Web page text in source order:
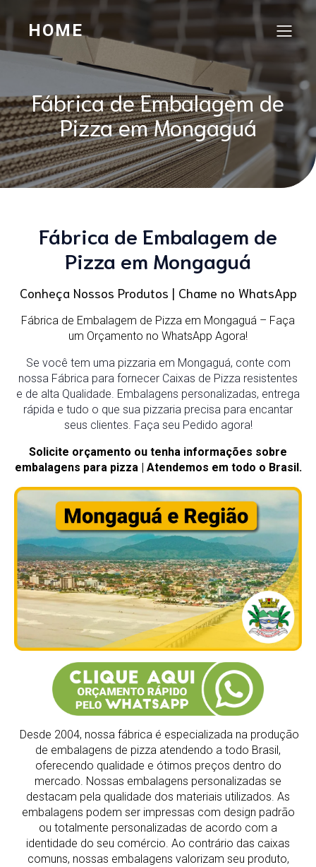
HOME
Fábrica de Embalagem de
Pizza em Mongaguá
Fábrica de Embalagem de
Pizza em Mongaguá
Conheça Nossos Produtos | Chame no WhatsApp
Fábrica de Embalagem de Pizza em Mongaguá – Faça
um Orçamento no WhatsApp Agora!
Se você tem uma pizzaria em Mongaguá, conte com
nossa Fábrica para fornecer Caixas de Pizza resistentes
e de alta Qualidade. Embalagens personalizadas, entrega
rápida e tudo o que sua pizzaria precisa para encantar
seus clientes. Faça seu Pedido agora!
Solicite orçamento ou tenha informações sobre
embalagens para pizza | Atendemos em todo o Brasil.
Desde 2004, nossa fábrica é especializada na produção
de embalagens de pizza atendendo a todo Brasil,
oferecendo qualidade e ótimos preços dentro do
mercado. Nossas embalagens personalizadas se
destacam pela qualidade dos materiais utilizados. As
embalagens podem ser impressas com design padrão
ou totalmente personalizadas de acordo com a
identidade do seu comércio. Ao contrário das caixas
comuns, nossas embalagens valorizam seu produto,